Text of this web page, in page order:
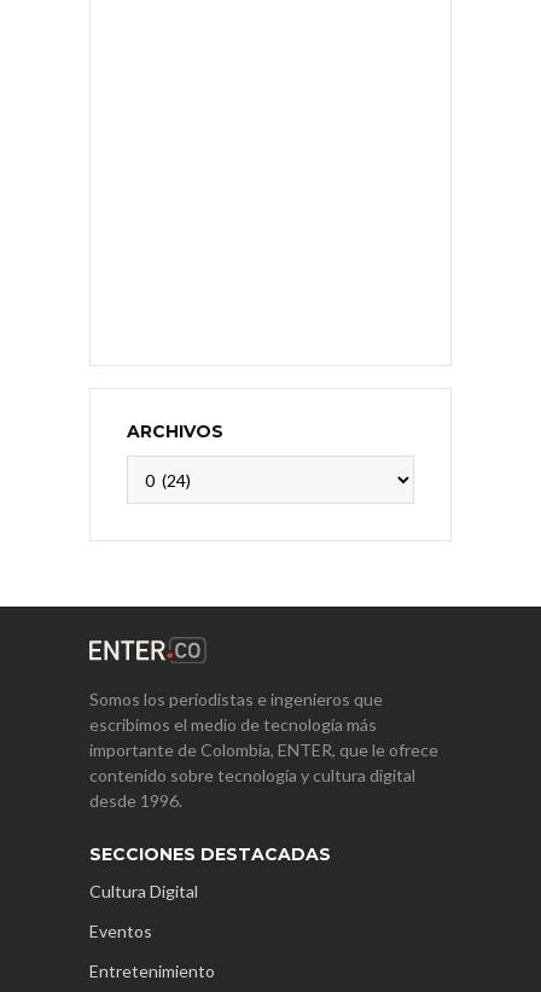
ARCHIVOS
Somos los periodistas e ingenieros que
escribimos el medio de tecnología más
importante de Colombia, ENTER, que le ofrece
contenido sobre tecnología y cultura digital
desde 1996.
SECCIONES DESTACADAS
Cultura Digital
Eventos
Entretenimiento